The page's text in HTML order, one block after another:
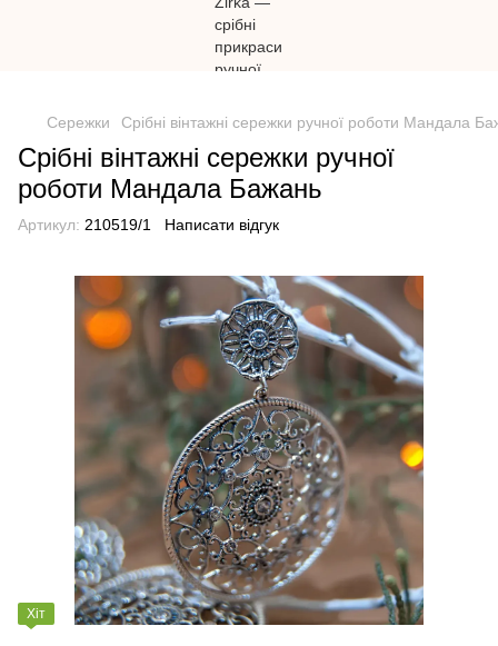
})(window,document,'script','dataLayer','GTM-N59Z477K');
Сережки Срібні вінтажні сережки ручної роботи Мандала
Срібні вінтажні сережки ручної
роботи Мандала Бажань
Артикул: 210519/1 Написати відгук
Хіт